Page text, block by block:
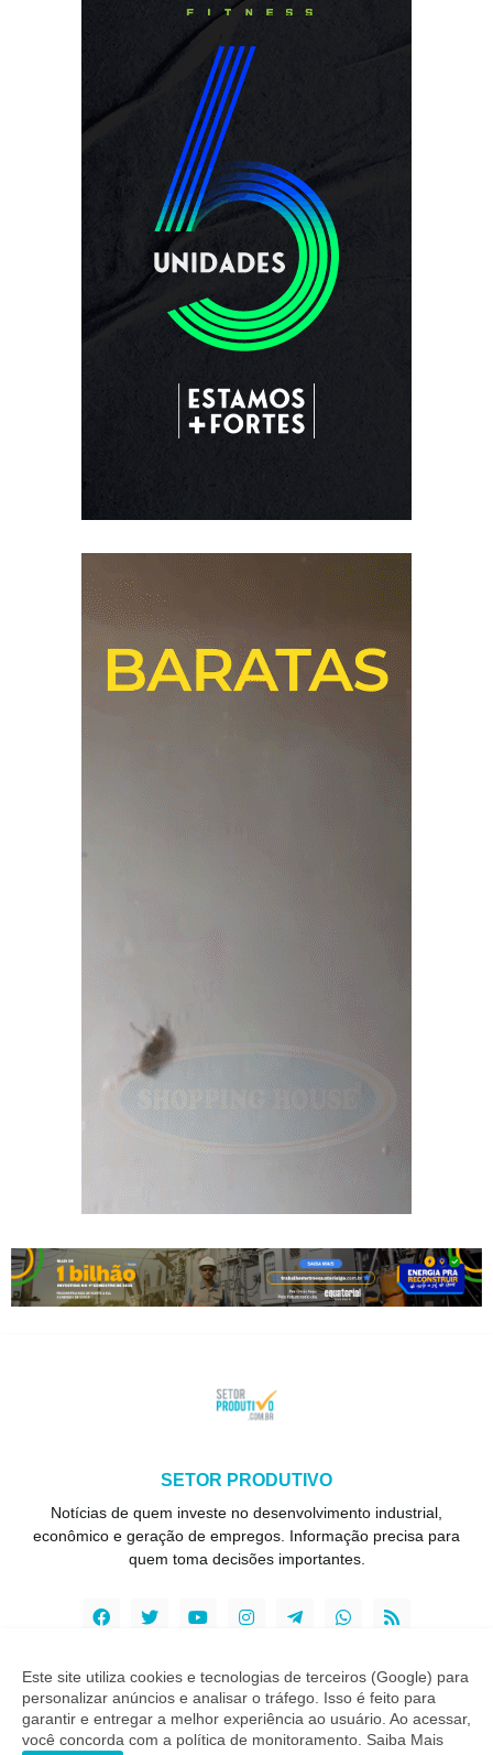
SETOR PRODUTIVO
Notícias de quem investe no desenvolvimento industrial,
econômico e geração de empregos. Informação precisa para
quem toma decisões importantes.
Copyright ©2026Setor Produtivo
INÍCIO SOBRE CONTATO LGPD EXPEDIENTE
Este site utiliza cookies e tecnologias de terceiros (Google) para
personalizar anúncios e analisar o tráfego. Isso é feito para
garantir e entregar a melhor experiência ao usuário. Ao acessar,
você concorda com a política de monitoramento. Saiba Mais